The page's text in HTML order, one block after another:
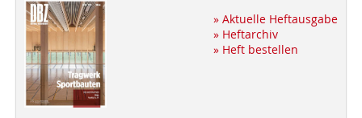
» Aktuelle Heftausgabe
» Heftarchiv
» Heft bestellen